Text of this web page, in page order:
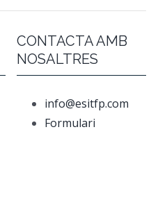
CONTACTA AMB
NOSALTRES
info@esitfp.com
Formulari